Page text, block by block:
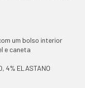
um bolso interior
e caneta
4% ELASTANO